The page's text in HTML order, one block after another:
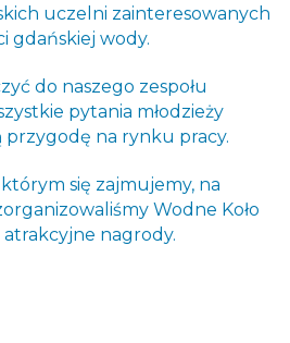
uczelni zainteresowanych
gdańskiej wody.
do naszego zespołu
pytania młodzieży
przygodę na rynku pracy.
się zajmujemy, na
Wodne Koło
nagrody.